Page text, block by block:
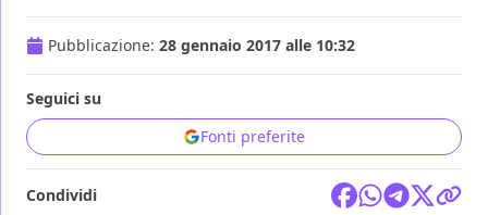
Pubblicazione: 28 gennaio 2017 alle 10:32
Seguici su
Fonti preferite
Condividi